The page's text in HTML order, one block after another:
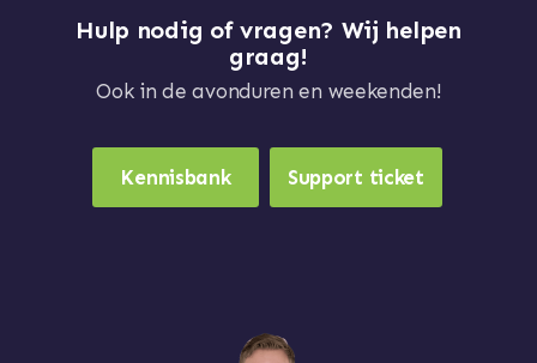
Hulp nodig of vragen? Wij helpen
graag!
Ook in de avonduren en weekenden!
Kennisbank Support ticket